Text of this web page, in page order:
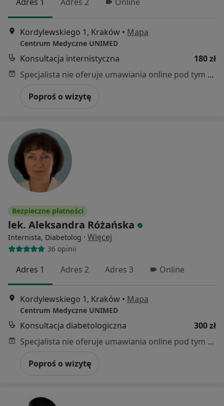
Kordylewskiego 1, Kraków • Mapa
Centrum Medyczne UNIMED
Konsultacja internistyczna
180 zł
Specjalista nie oferuje umawiania online pod tym adresem.
Poproś o wizytę
Bezpieczne płatności
lek. Aleksandra Różańska
Internista, Diabetolog · Więcej
36 opinii
Adres 1 Adres 2 Adres 3 Online
Kordylewskiego 1, Kraków • Mapa
Centrum Medyczne UNIMED
Konsultacja diabetologiczna
300 zł
Specjalista nie oferuje umawiania online pod tym adresem.
Poproś o wizytę